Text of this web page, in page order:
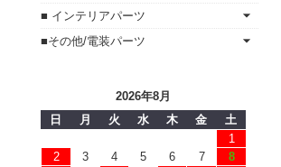
■ インテリアパーツ
■その他/電装パーツ
2026年8月
日
月 火 水 木 金
土
1
2
3 4 5 6 7
8